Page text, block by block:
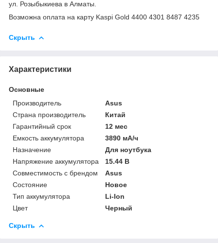
ул. Розыбыкиева в Алматы.
Возможна оплата на карту Kaspi Gold 4400 4301 8487 4235
Скрыть
Характеристики
Основные
Производитель
Asus
Страна производитель
Китай
Гарантийный срок
12 мес
Емкость аккумулятора
3890 мА/ч
Назначение
Для ноутбука
Напряжение аккумулятора
15.44 В
Совместимость с брендом
Asus
Состояние
Новое
Тип аккумулятора
Li-Ion
Цвет
Черный
Скрыть